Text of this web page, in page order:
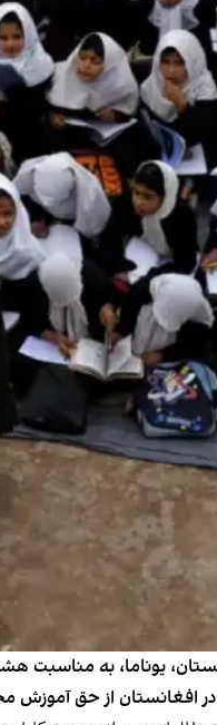
یوناما، به مناسبت
افغانستان از حق آموزش